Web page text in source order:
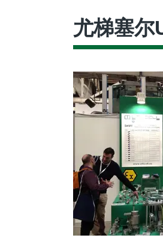
尤梯塞尔